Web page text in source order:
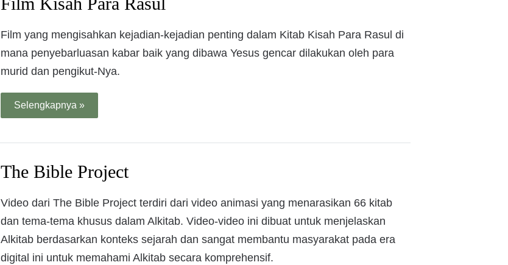
Film yang mengisahkan kejadian-kejadian penting dalam Kitab Kisah Para Rasul di
mana penyebarluasan kabar baik yang dibawa Yesus gencar dilakukan oleh para
murid dan pengikut-Nya.
Selengkapnya »
The Bible Project
Video dari The Bible Project terdiri dari video animasi yang menarasikan 66 kitab
dan tema-tema khusus dalam Alkitab. Video-video ini dibuat untuk menjelaskan
Alkitab berdasarkan konteks sejarah dan sangat membantu masyarakat pada era
digital ini untuk memahami Alkitab secara komprehensif.